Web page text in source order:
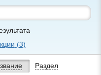
(3)
Раздел